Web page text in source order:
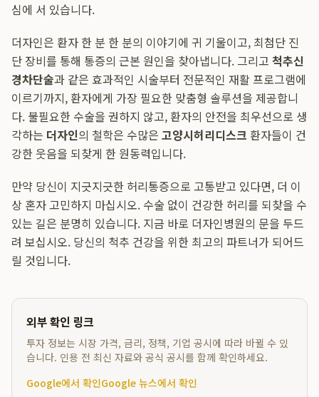
심에 서 있습니다.
더자인은 환자 한 분 한 분의 이야기에 귀 기울이고, 최첨단 진
단 장비를 통해 통증의 근본 원인을 찾아냅니다. 그리고 척추신
경차단술과 같은 효과적인 시술부터 전문적인 재활 프로그램에
이르기까지, 환자에게 가장 필요한 맞춤형 솔루션을 제공합니
다. 불필요한 수술을 권하지 않고, 환자의 안전을 최우선으로 생
각하는 더자인의 철학은 수많은 고양시허리디스크 환자들이 건
강한 웃음을 되찾게 한 원동력입니다.
만약 당신이 지긋지긋한 허리통증으로 고통받고 있다면, 더 이
상 혼자 고민하지 마십시오. 수술 없이 건강한 허리를 되찾을 수
있는 길은 분명히 있습니다. 지금 바로 더자인병원의 문을 두드
려 보십시오. 당신의 척추 건강을 위한 최고의 파트너가 되어드
릴 것입니다.
외부 확인 링크
투자 정보는 시장 가격, 금리, 정책, 기업 공시에 따라 바뀔 수 있
습니다. 인용 전 최신 자료와 공식 공시를 함께 확인하세요.
Google에서 확인Google 뉴스에서 확인